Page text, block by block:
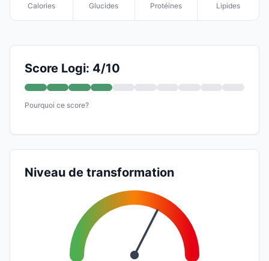
Calories Glucides Protéines Lipides
Score Logi: 4/10
Pourquoi ce score?
Niveau de transformation